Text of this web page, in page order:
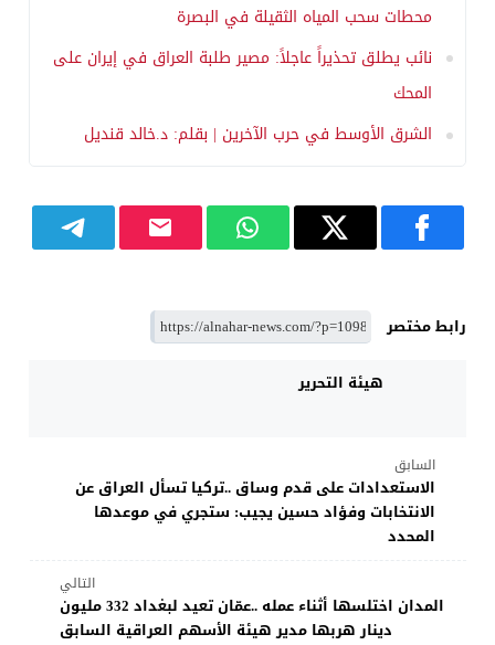
محطات سحب المياه الثقيلة في البصرة
نائب يطلق تحذيراً عاجلاً: مصير طلبة العراق في إيران على
المحك
الشرق الأوسط في حرب الآخرين | بقلم: د.خالد قنديل
رابط مختصر
هيئة التحرير
السابق
الاستعدادات على قدم وساق ..تركيا تسأل العراق عن
الانتخابات وفؤاد حسين يجيب: ستجري في موعدها
المحدد
التالي
المدان اختلسها أثناء عمله ..عمّان تعيد لبغداد 332 مليون
دينار هربها مدير هيئة الأسهم العراقية السابق